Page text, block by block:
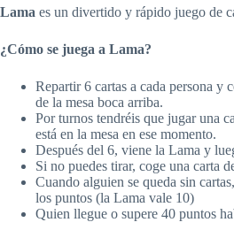
Lama es un divertido y rápido juego de
¿Cómo se juega a Lama?
Repartir 6 cartas a cada persona y
de la mesa boca arriba.
Por turnos tendréis que jugar una
está en la mesa en ese momento.
Después del 6, viene la Lama y
Si no puedes tirar, coge una carta
Cuando alguien se queda sin
los puntos (la Lama vale 10)
Quien llegue o supere 40 puntos